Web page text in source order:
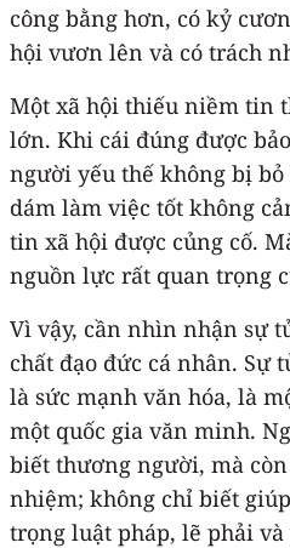
công bằng hơn, có kỷ
hội vươn lên và có trách
Một xã hội thiếu niềm tin
lớn. Khi cái đúng được
người yếu thế không bị
dám làm việc tốt không
tin xã hội được củng cố.
nguồn lực rất quan trọng
Vì vậy, cần nhìn nhận sự
chất đạo đức cá nhân. Sự
là sức mạnh văn hóa, là
một quốc gia văn minh.
biết thương người, mà
nhiệm; không chỉ biết
trọng luật pháp, lẽ phải